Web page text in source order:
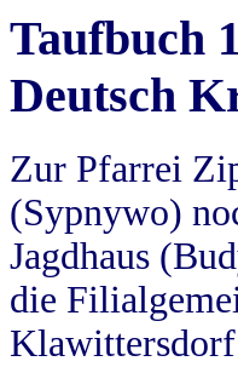
Taufbuch
Deutsch
Zur Pfarrei
(Sypnywo)
Jagdhaus
die